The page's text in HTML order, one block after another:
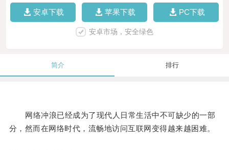
安卓下载 苹果下载 PC下载
安卓市场，安全绿色
简介 排行
网络冲浪已经成为了现代人日常生活中不可缺少的一部
分，然而在网络时代，流畅地访问互联网变得越来越困难。